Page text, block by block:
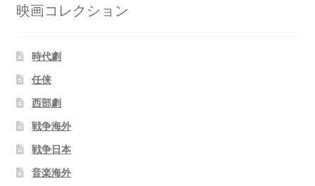
映画コレクション
時代劇
任侠
西部劇
戦争海外
戦争日本
音楽海外